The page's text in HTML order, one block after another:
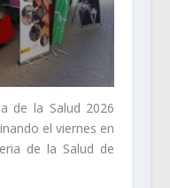
de la Salud 2026
el viernes en
de la Salud de